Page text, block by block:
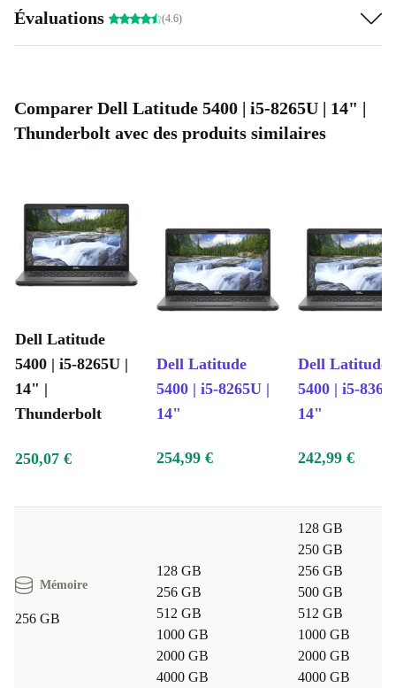
Évaluations (4.6)
Comparer Dell Latitude 5400 | i5-8265U | 14" |
Thunderbolt avec des produits similaires
Dell Latitude
5400 | i5-8265U |
14" |
Thunderbolt
Dell Latitude
5400 | i5-8265U |
14"
Dell Latitude
5400 | i5-
14"
250,07 € 254,99 € 242,99 €
Mémoire
256 GB
128 GB
256 GB
512 GB
1000 GB
2000 GB
4000 GB
128 GB
250 GB
256 GB
500 GB
512 GB
1000 GB
2000 GB
4000 GB